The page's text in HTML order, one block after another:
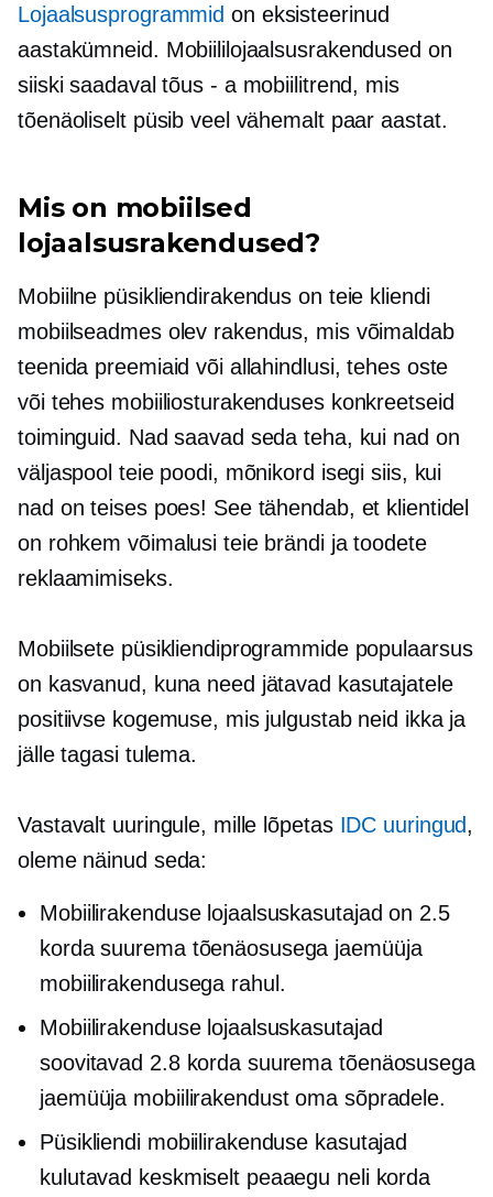
Lojaalsusprogrammid on eksisteerinud
aastakümneid. Mobiililojaalsusrakendused on
siiski saadavaltõus - amobiilitrend, mis
tõenäoliselt püsib veel vähemalt paar aastat.
Mis on mobiilsed
lojaalsusrakendused?
Mobiilne püsikliendirakendus on teie kliendi
mobiilseadmes olev rakendus, mis võimaldab
teenida preemiaid või allahindlusi, tehes oste
või tehes mobiiliosturakenduses konkreetseid
toiminguid. Nad saavad seda teha, kui nad on
väljaspool teie poodi, mõnikord isegi siis, kui
nad on teises poes! See tähendab, et klientidel
on rohkem võimalusi teie brändi ja toodete
reklaamimiseks.
Mobiilsete püsikliendiprogrammide populaarsus
on kasvanud, kuna need jätavad kasutajatele
positiivse kogemuse, mis julgustab neid ikka ja
jälle tagasi tulema.
Vastavalt uuringule, mille lõpetas IDC uuringud,
oleme näinud seda:
Mobiilirakenduse lojaalsuskasutajad on 2.5
korda suurema tõenäosusega jaemüüja
mobiilirakendusega rahul.
Mobiilirakenduse lojaalsuskasutajad
soovitavad 2.8 korda suurema tõenäosusega
jaemüüja mobiilirakendust oma sõpradele.
Püsikliendi mobiilirakenduse kasutajad
kulutavad keskmiselt peaaegu neli korda